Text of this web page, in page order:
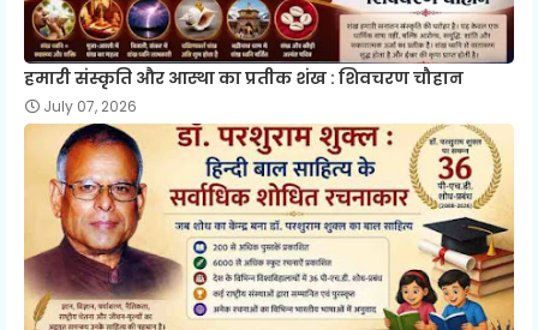
हमारी संस्कृति और आस्था का प्रतीक शंख : शिवचरण चौहान
July 07, 2026